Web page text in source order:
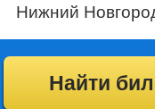
Найти